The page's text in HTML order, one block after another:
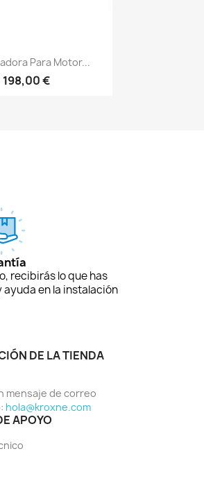
Vista rápida
Para Motor...
198,00 €
recibirás lo que has
en la instalación
DE LA TIENDA
mensaje de correo
hola@kroxne.com
APOYO